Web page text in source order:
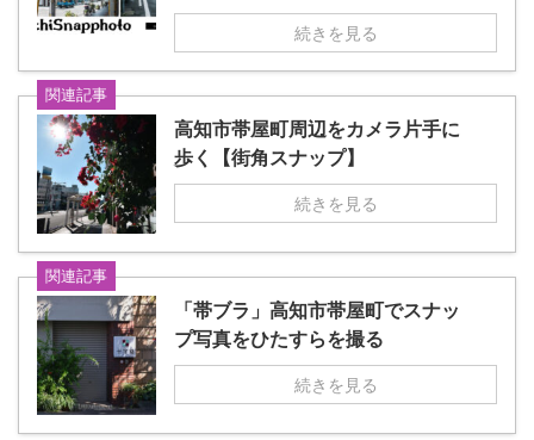
続きを見る
関連記事
高知市帯屋町周辺をカメラ片手に
歩く【街角スナップ】
続きを見る
関連記事
「帯ブラ」高知市帯屋町でスナッ
プ写真をひたすらを撮る
続きを見る